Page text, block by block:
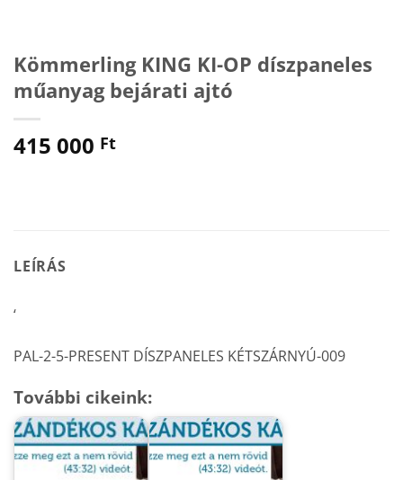
Kömmerling KING KI-OP díszpaneles
műanyag bejárati ajtó
415 000 Ft
LEÍRÁS
‘
PAL-2-5-PRESENT DÍSZPANELES KÉTSZÁRNYÚ-009
További cikeink: